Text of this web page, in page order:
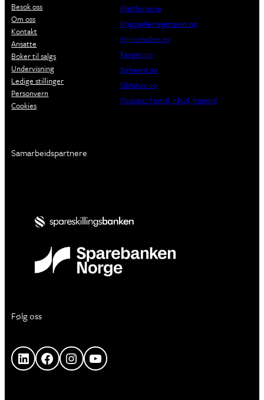
Besøk oss
Om oss
Kontakt
Ansatte
Bøker til salgs
Undervisning
Ledige stillinger
Personvern
Cookies
Plattform.no
Krigsseilerregisteret.no
Minnehallen.no
Fanger.no
Beheard.no
Glimtvis.no
Podcast: Fortid, nåtid, framtid
Samarbeidspartnere
Følg oss
LinkedIn Facebook Instagram YouTube